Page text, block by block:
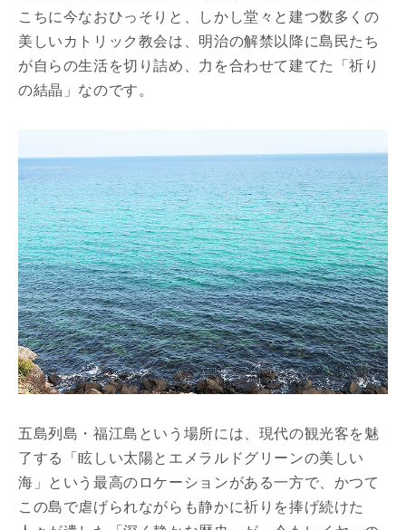
こちに今なおひっそりと、しかし堂々と建つ数多くの
美しいカトリック教会は、明治の解禁以降に島民たち
が自らの生活を切り詰め、力を合わせて建てた「祈り
の結晶」なのです。
五島列島・福江島という場所には、現代の観光客を魅
了する「眩しい太陽とエメラルドグリーンの美しい
海」という最高のロケーションがある一方で、かつて
この島で虐げられながらも静かに祈りを捧げ続けた